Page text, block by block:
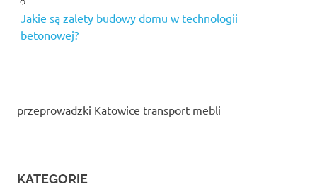
Jakie są zalety budowy domu w technologii
betonowej?
przeprowadzki Katowice transport mebli
KATEGORIE